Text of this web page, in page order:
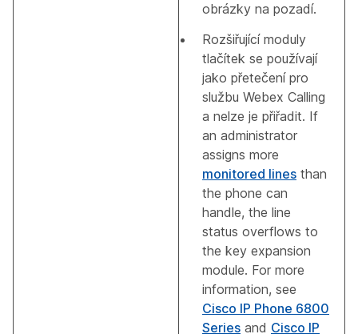
obrázky na pozadí.
Rozšiřující moduly
tlačítek se používají
jako přetečení pro
službu Webex Calling
a nelze je přiřadit. If
an administrator
assigns more
monitored lines than
the phone can
handle, the line
status overflows to
the key expansion
module. For more
information, see
Cisco IP Phone 6800
Series and Cisco IP